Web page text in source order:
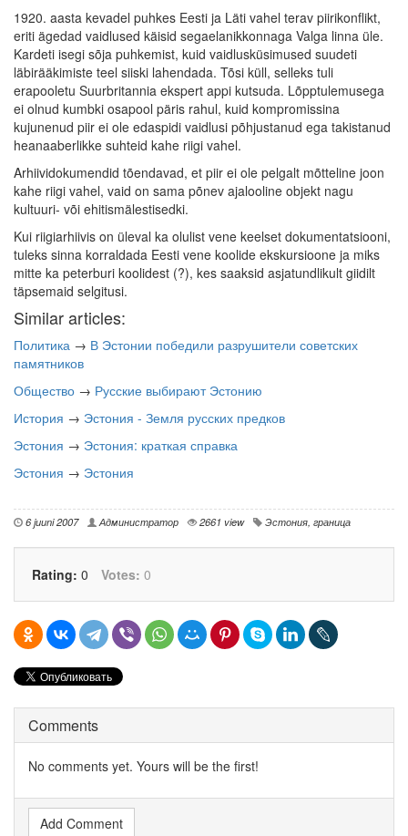
1920. aasta kevadel puhkes Eesti ja Läti vahel terav piirikonflikt,
eriti ägedad vaidlused käisid segaelanikkonnaga Valga linna üle.
Kardeti isegi sõja puhkemist, kuid vaidlusküsimused suudeti
läbirääkimiste teel siiski lahendada. Tõsi küll, selleks tuli
erapooletu Suurbritannia ekspert appi kutsuda. Lõpptulemusega
ei olnud kumbki osapool päris rahul, kuid kompromissina
kujunenud piir ei ole edaspidi vaidlusi põhjustanud ega takistanud
heanaaberlikke suhteid kahe riigi vahel.
Arhiividokumendid tõendavad, et piir ei ole pelgalt mõtteline joon
kahe riigi vahel, vaid on sama põnev ajalooline objekt nagu
kultuuri- või ehitismälestisedki.
Kui riigiarhiivis on üleval ka olulist vene keelset dokumentatsiooni,
tuleks sinna korraldada Eesti vene koolide ekskursioone ja miks
mitte ka peterburi koolidest (?), kes saaksid asjatundlikult giidilt
täpsemaid selgitusi.
Similar articles:
Политика → В Эстонии победили разрушители советских
памятников
Общество → Русские выбирают Эстонию
История → Эстония - Земля русских предков
Эстония → Эстония: краткая справка
Эстония → Эстония
6 juuni 2007 Администратор 2661 view Эстония, граница
Rating: 0 Votes: 0
Comments
No comments yet. Yours will be the first!
Add Comment